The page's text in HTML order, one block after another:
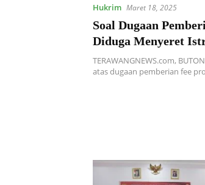
Hukrim Maret 18, 2025
Soal Dugaan
Diduga Menyeret
Buton, Pelapor
Hukum Jika Hal Ini
TERAWANGNEWS.com,
atas dugaan pemberian fee